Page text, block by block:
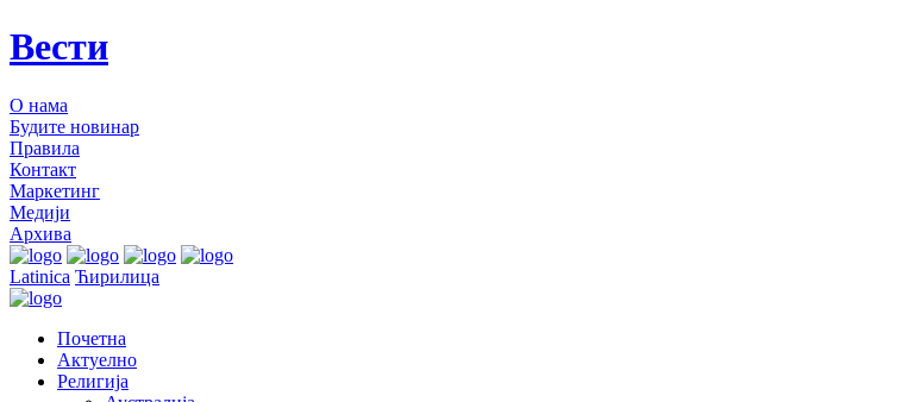
Вести
О нама
Будите новинар
Правила
Контакт
Маркетинг
Медији
Архива
Latinica Ћирилица
Почетна
Актуелно
Религија